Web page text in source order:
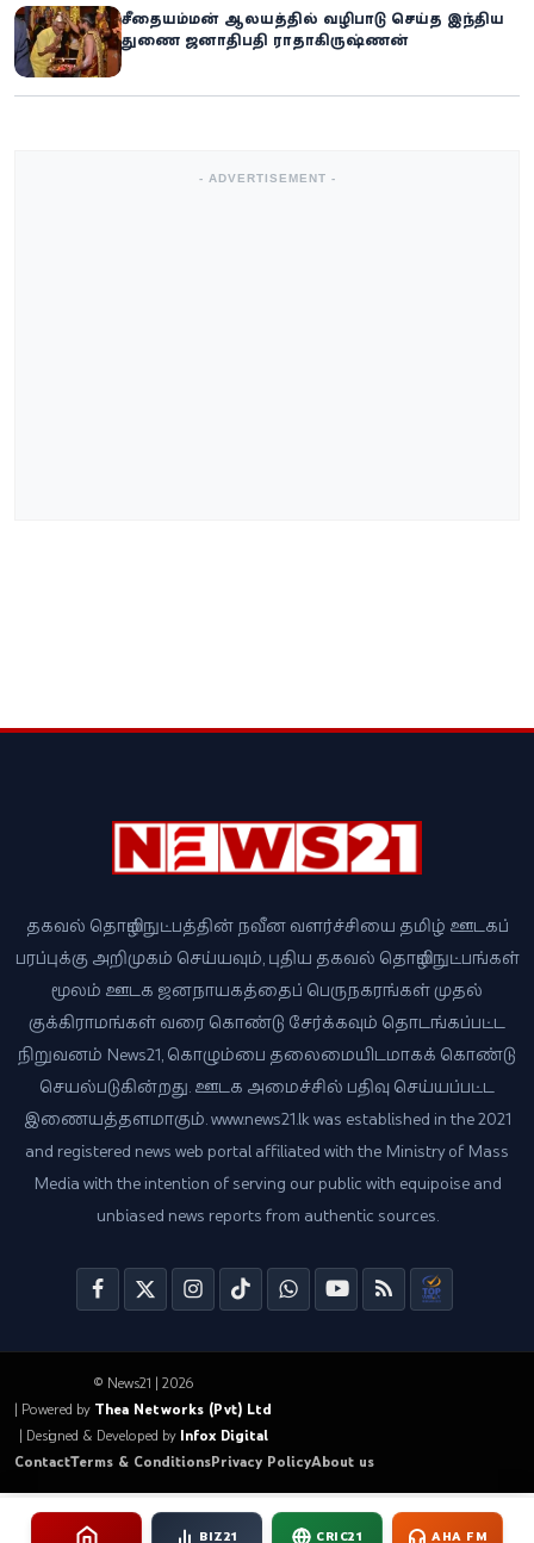
BIZ21 CRIC21 AHA FM
சீதையம்மன் ஆலயத்தில் வழிபாடு செய்த இந்திய
துணை ஜனாதிபதி ராதாகிருஷ்ணன்
- ADVERTISEMENT -
தகவல் தொழில்நுட்பத்தின் நவீன வளர்ச்சியை தமிழ் ஊடகப்
பரப்புக்கு அறிமுகம் செய்யவும், புதிய தகவல் தொழில்நுட்பங்கள்
மூலம் ஊடக ஜனநாயகத்தைப் பெருநகரங்கள் முதல்
குக்கிராமங்கள் வரை கொண்டு சேர்க்கவும் தொடங்கப்பட்ட
நிறுவனம் News21, கொழும்பை தலைமையிடமாகக் கொண்டு
செயல்படுகின்றது. ஊடக அமைச்சில் பதிவு செய்யப்பட்ட
இணையத்தளமாகும். www.news21.lk was established in the 2021
and registered news web portal affiliated with the Ministry of Mass
Media with the intention of serving our public with equipoise and
unbiased news reports from authentic sources.
© News21 | 2026
| Powered by Thea Networks (Pvt) Ltd
| Designed & Developed by Infox Digital
ContactTerms & ConditionsPrivacy PolicyAbout us